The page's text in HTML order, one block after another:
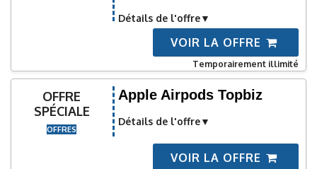
Détails de l'offre
VOIR LA OFFRE
Temporairement illimité
OFFRE
SPÉCIALE
OFFRES
Apple Airpods Topbiz
Détails de l'offre
VOIR LA OFFRE